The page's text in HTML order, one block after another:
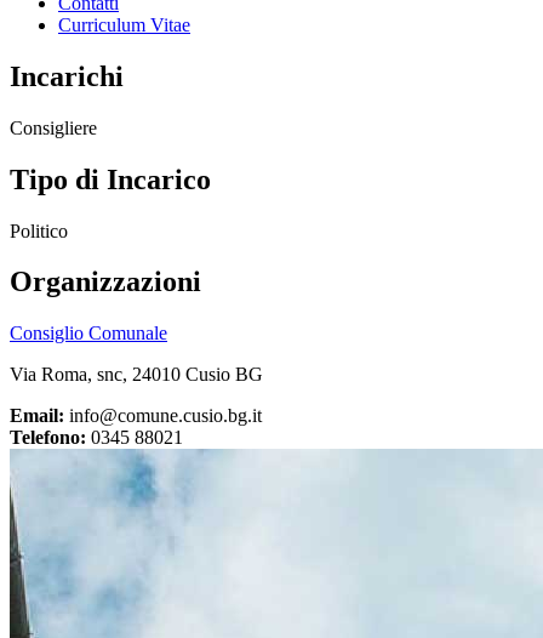
Curriculum Vitae
Incarichi
Consigliere
Tipo di Incarico
Politico
Organizzazioni
Consiglio Comunale
Via Roma, snc, 24010 Cusio BG
Email: info@comune.cusio.bg.it
Telefono: 0345 88021